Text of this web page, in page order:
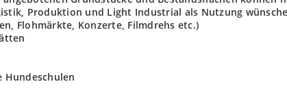
Produktion und Light Industrial als Nutzung
Flohmärkte, Konzerte, Filmdrehs etc.)
Hundeschulen